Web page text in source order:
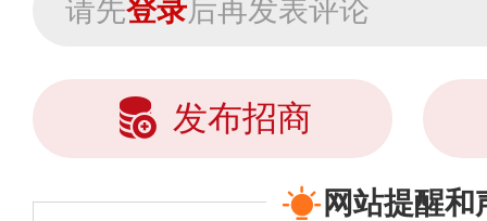
请先登录后再发表评论
发布招商
网站提醒和